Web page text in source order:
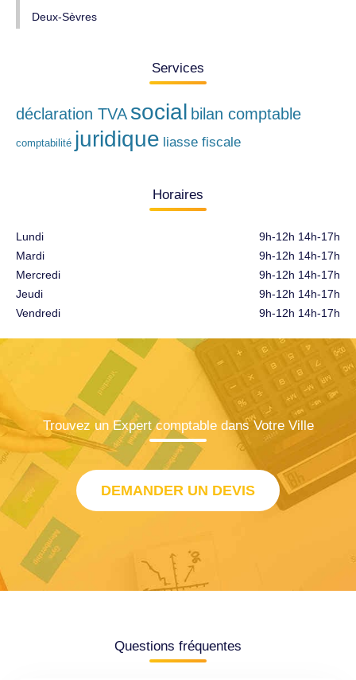
Deux-Sèvres
Services
déclaration TVA social bilan comptable
comptabilité juridique liasse fiscale
Horaires
Lundi
Mardi
Mercredi
Jeudi
Vendredi
9h-12h 14h-17h
9h-12h 14h-17h
9h-12h 14h-17h
9h-12h 14h-17h
9h-12h 14h-17h
Trouvez un Expert comptable dans Votre Ville
DEMANDER UN DEVIS
Questions fréquentes